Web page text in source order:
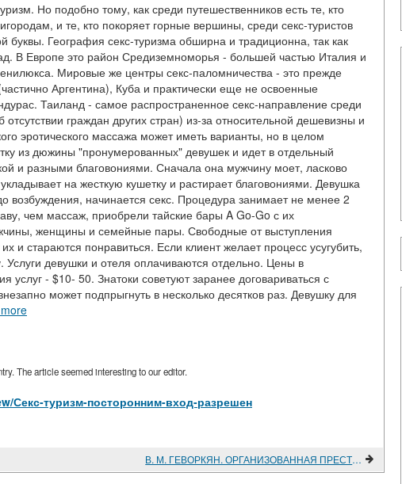
Но подобно тому, как среди путешественников есть те, кто
и те, кто покоряет горные вершины, среди секс-туристов
буквы. География секс-туризма обширна и традиционна, так как
В Европе это район Средиземноморья - большей частью Италия и
Мировые же центры секс-паломничества - это прежде
Аргентина), Куба и практически еще не освоенные
Таиланд - самое распространенное секс-направление среди
граждан других стран) из-за относительной дешевизны и
эротического массажа может иметь варианты, но в целом
из дюжины "пронумерованных" девушек и идет в отдельный
и разными благовониями. Сначала она мужчину моет, ласково
на жесткую кушетку и растирает благовониями. Девушка
возбуждения, начинается секс. Процедура занимает не менее 2
чем массаж, приобрели тайские бары A Go-Go с их
женщины и семейные пары. Свободные от выступления
и стараются понравиться. Если клиент желает процесс усугубить,
девушки и отеля оплачиваются отдельно. Цены в
услуг - $10- 50. Знатоки советуют заранее договариваться с
может подпрыгнуть в несколько десятков раз. Девушку для
The article seemed interesting to our editor.
Секс-туризм-посторонним-вход-разрешен
В. М. ГЕВОРКЯН. ОРГАНИЗОВАННАЯ ПРЕСТУПНОСТЬ В США; И. А. ГЕЕВСКИЙ. МАФИЯ. ЦРУ. УОТЕРГЕЙТ. ОЧЕРКИ ОБ ОРГАНИЗОВАННОЙ ПРЕСТУПНОСТИ И ПОЛИТИЧЕСКИХ НРАВАХ В США